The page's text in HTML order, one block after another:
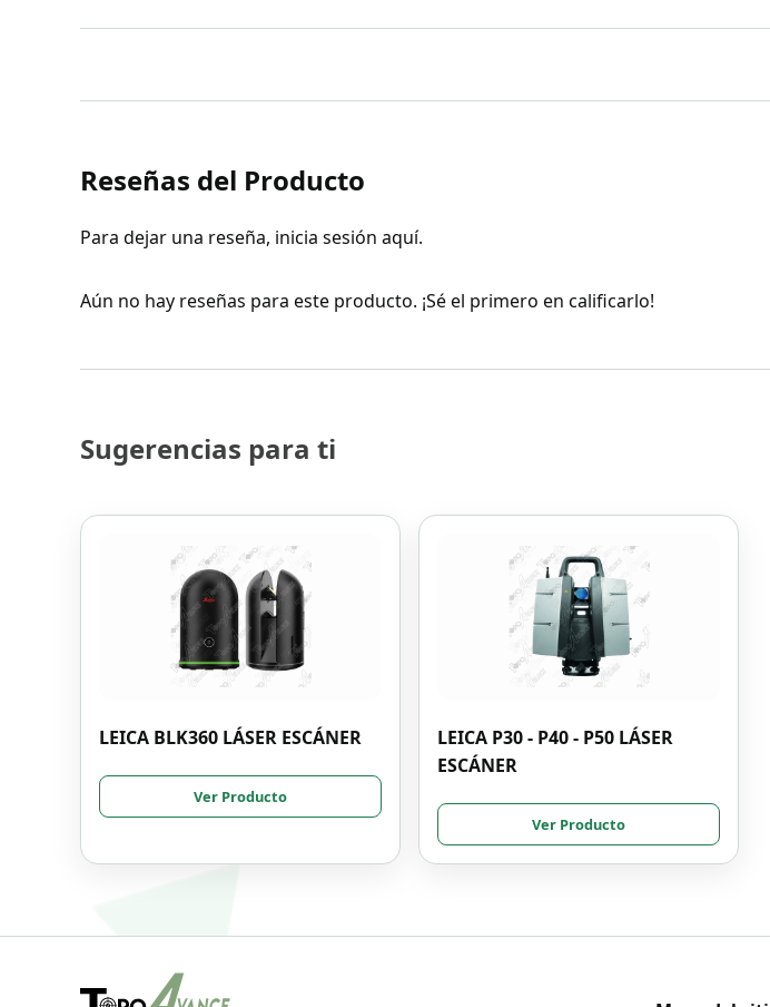
El escáner láser Leica RTC360 es rápido, ágil y preciso. Captura entornos
memoria interna de 256GB y sensores adicionales como altímetro,
Reseñas del Producto
Para dejar una reseña, inicia sesión aquí.
Aún no hay reseñas para este producto. ¡Sé el primero en calificarlo!
Sugerencias para ti
LEICA BLK360 LÁSER ESCÁNER
Ver Producto
LEICA P30 - P40 - P50 LÁSER
ESCÁNER
Ver Producto